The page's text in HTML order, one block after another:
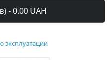
- 0.00 UAH
эксплуатации